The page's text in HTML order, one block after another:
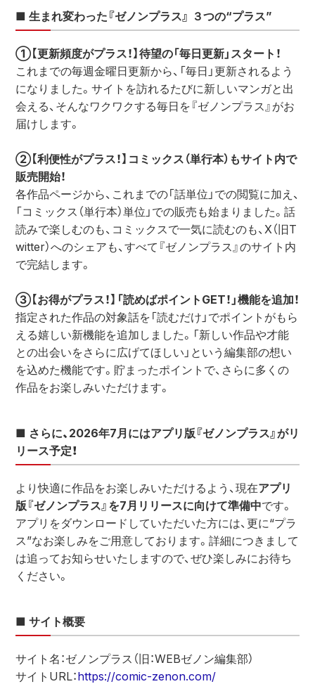
■ 生まれ変わった『ゼノンプラス』 ３つの“プラス”
①【更新頻度がプラス！】待望の「毎日更新」スタート！
これまでの毎週金曜日更新から、「毎日」更新されるよう
になりました。サイトを訪れるたびに新しいマンガと出
会える、そんなワクワクする毎日を『ゼノンプラス』がお
届けします。
②【利便性がプラス！】コミックス（単行本）もサイト内で
販売開始！
各作品ページから、これまでの「話単位」での閲覧に加え、
「コミックス（単行本）単位」での販売も始まりました。話
読みで楽しむのも、コミックスで一気に読むのも、X（旧T
witter）へのシェアも、すべて『ゼノンプラス』のサイト内
で完結します。
③【お得がプラス！】「読めばポイントGET！」機能を追加！
指定された作品の対象話を「読むだけ」でポイントがもら
える嬉しい新機能を追加しました。「新しい作品や才能
との出会いをさらに広げてほしい」という編集部の想い
を込めた機能です。貯まったポイントで、さらに多くの
作品をお楽しみいただけます。
■ さらに、2026年7月にはアプリ版『ゼノンプラス』がリ
リース予定！
より快適に作品をお楽しみいただけるよう、現在アプリ
版『ゼノンプラス』を7月リリースに向けて準備中です。
アプリをダウンロードしていただいた方には、更に“プラ
ス”なお楽しみをご用意しております。詳細につきまして
は追ってお知らせいたしますので、ぜひ楽しみにお待ち
ください。
■ サイト概要
サイト名：ゼノンプラス（旧：WEBゼノン編集部）
サイトURL：https://comic-zenon.com/